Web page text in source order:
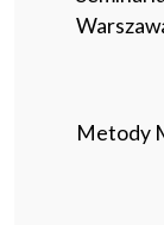
Metody